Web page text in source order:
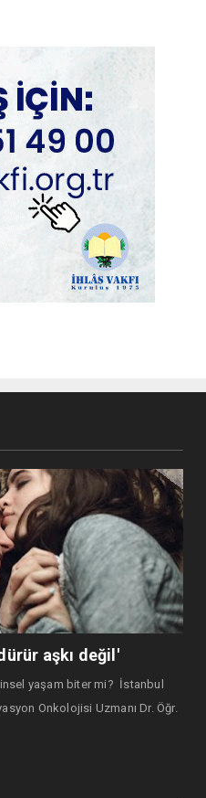
aşkı değil'
yaşam biter mi? İstanbul
Onkolojisi Uzmanı Dr. Öğr.